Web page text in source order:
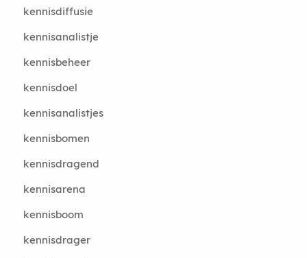
kennisdiffusie
kennisanalistje
kennisbeheer
kennisdoel
kennisanalistjes
kennisbomen
kennisdragend
kennisarena
kennisboom
kennisdrager